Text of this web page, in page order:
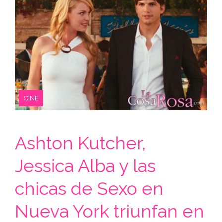
CINE
Ashton Kutcher,
Jessica Alba y las
chicas de Sexo en
Nueva York triunfan en